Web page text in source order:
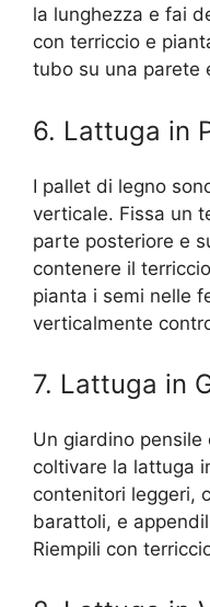
la lunghezza e fai
con terriccio e
tubo su una parete
6. Lattuga in
I pallet di legno
verticale. Fissa un
parte posteriore e
contenere il
pianta i semi nelle
verticalmente
7. Lattuga in
Un giardino
coltivare la lattuga
contenitori leggeri,
barattoli, e
Riempili con